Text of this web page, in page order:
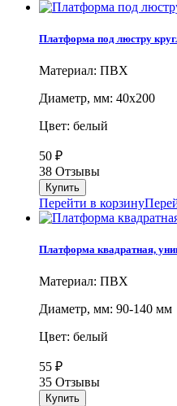
Платформа под люстру
Материал: ПВХ
Диаметр, мм: 40х200
Цвет: белый
50 ₽
38 Отзывы
Перейти в корзину
Платформа квадратная,
Материал: ПВХ
Диаметр, мм: 90-140 мм
Цвет: белый
55 ₽
35 Отзывы